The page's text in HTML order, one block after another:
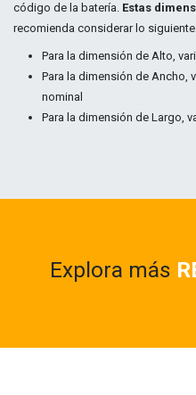
código de la batería. Estas
recomienda considerar lo
Para la dimensión de Alto,
Para la dimensión de Ancho,
nominal
Para la dimensión de Largo,
Explora más